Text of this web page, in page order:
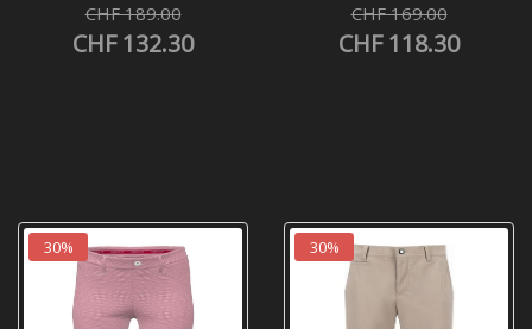
CHF 189.00
CHF 132.30
CHF 169.00
CHF 118.30
30% 30%